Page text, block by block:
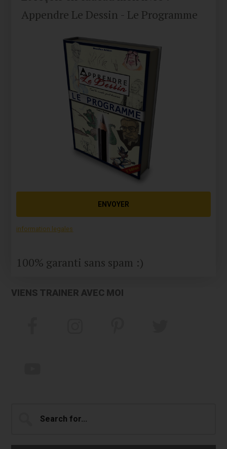
Appendre Le Dessin - Le Programme
ENVOYER
information legales
100% garanti sans spam :)
VIENS TRAINER AVEC MOI